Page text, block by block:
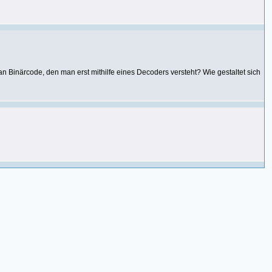
*mist*e."
Binärcode, den man erst mithilfe eines Decoders versteht? Wie gestaltet sich